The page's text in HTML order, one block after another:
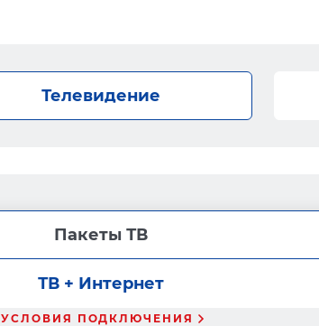
Телевидение
Пакеты ТВ
ТВ + Интернет
УСЛОВИЯ ПОДКЛЮЧЕНИЯ